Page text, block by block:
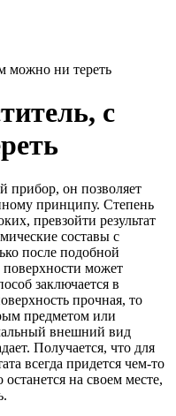
можно ни тереть
с
прибор, он позволяет
принципу. Степень
превзойти результат
составы с
после подобной
может
заключается в
прочная, то
предметом или
внешний вид
Получается, что для
всегда придется чем-то
на своем месте,